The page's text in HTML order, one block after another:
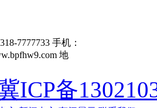
7777733 手机：
地
冀ICP备